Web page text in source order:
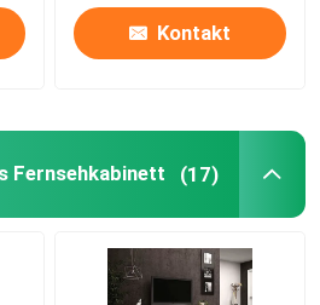
Fernsehkabinett
Kontakt
Fernsehkabinett (17)